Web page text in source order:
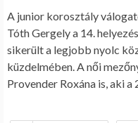
A junior korosztály
Tóth Gergely a 14.
sikerült a legjobb nyolc
küzdelmében. A női
Provender Roxána is, aki